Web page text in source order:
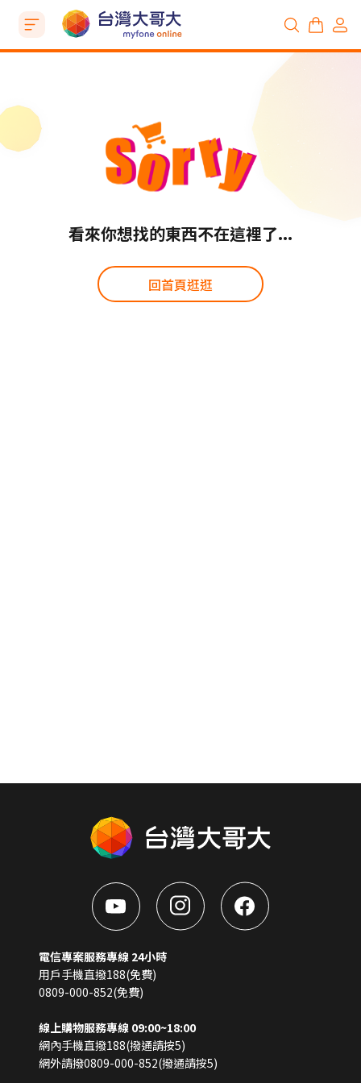
看來你想找的東西不在這裡了...
回首頁逛逛
電信專案服務專線 24小時
用戶手機直撥188(免費)
0809-000-852(免費)
線上購物服務專線 09:00~18:00
網內手機直撥188(撥通請按5)
網外請撥0809-000-852(撥通請按5)